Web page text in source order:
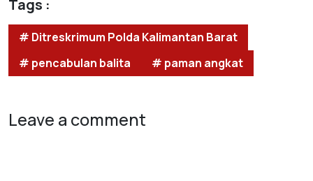
Tags :
# Ditreskrimum Polda Kalimantan Barat
# pencabulan balita
# paman angkat
Leave a comment